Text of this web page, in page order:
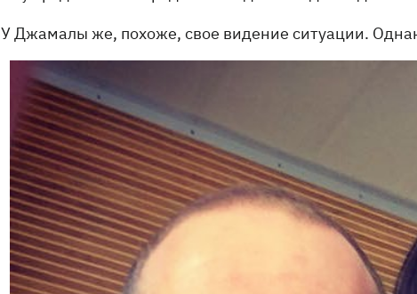
У Джамалы же, похоже, свое видение ситуации.